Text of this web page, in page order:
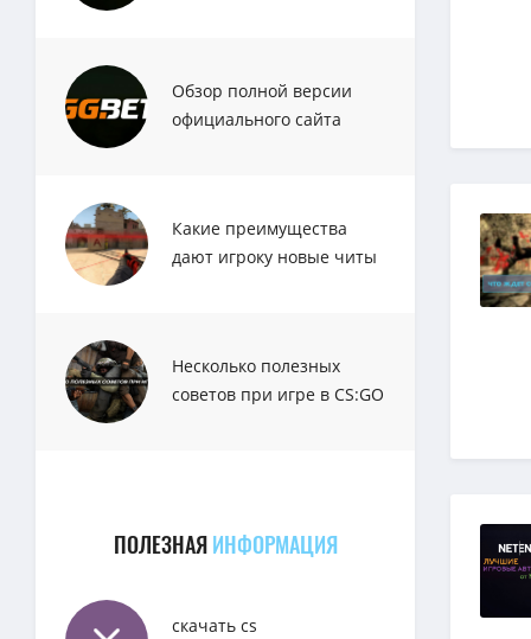
Обзор полной версии
официального сайта
Какие преимущества
дают игроку новые читы
Несколько полезных
советов при игре в CS:GO
ПОЛЕЗНАЯИНФОРМАЦИЯ
скачать cs